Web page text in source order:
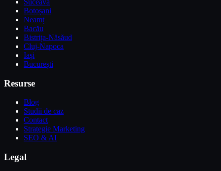
Suceava
Botoșani
Neamț
Bacău
Bistrița-Năsăud
Cluj-Napoca
Iași
București
Resurse
Blog
Studii de caz
Contact
Strategie Marketing
SEO & AI
Legal